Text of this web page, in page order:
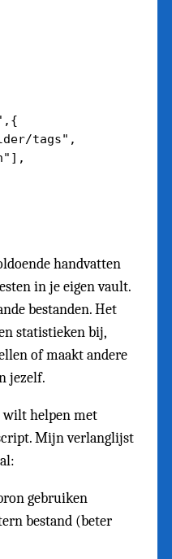
tags",
handvatten
in je eigen vault.
bestanden. Het
statistieken bij,
of maakt andere
jezelf.
wilt helpen met
Mijn verlanglijst
gebruiken
bestand (beter